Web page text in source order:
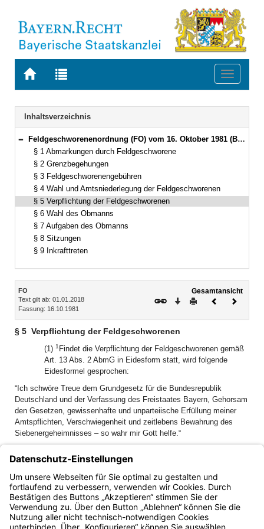
Zur
BAYERN.RECHT
Zur
letzten
Suche
Toggle
Navigation
Inhaltsverzeichnis
Bereich reduzieren
Feldgeschworenenordnung (FO) vom 16. Oktober 1981 (BayRS III S. 708) BayRS 219-6-F (§§ 1–9)
§ 1 Abmarkungen durch Feldgeschworene
§ 2 Grenzbegehungen
§ 3 Feldgeschworenengebühren
§ 4 Wahl und Amtsniederlegung der Feldgeschworenen
§ 5 Verpflichtung der Feldgeschworenen
§ 6 Wahl des Obmanns
§ 7 Aufgaben des Obmanns
§ 8 Sitzungen
§ 9 Inkrafttreten
Inhalt
FO
Text gilt ab: 01.01.2018
Fassung: 16.10.1981
Gesamtansicht
Download
DruckenVorheriges
§ 5 Verpflichtung der Feldgeschworenen
(1) 1 Findet die Verpflichtung der Feldgeschworenen gemäß
Art. 13 Abs. 2 AbmG in Eidesform statt, wird folgende
Eidesformel gesprochen:
“Ich schwöre Treue dem Grundgesetz für die Bundesrepublik
Deutschland und der Verfassung des Freistaates Bayern, Gehorsam
den Gesetzen, gewissenhafte und unparteiische Erfüllung meiner
Amtspflichten, Verschwiegenheit und zeitlebens Bewahrung des
Siebenergeheimnisses – so wahr mir Gott helfe.“
geleistet werden.
(2) Der Obmann hat den Feldgeschworenen gegebenenfalls
in das Siebenergeheimnis einzuweihen.
Bayern.de